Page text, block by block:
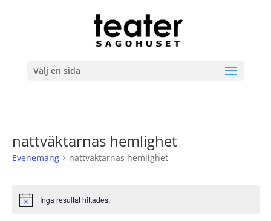
Välj en sida
nattväktarnas hemlighet
Evenemang nattväktarnas hemlighet
Evenemang
Notis Inga resultat hittades.